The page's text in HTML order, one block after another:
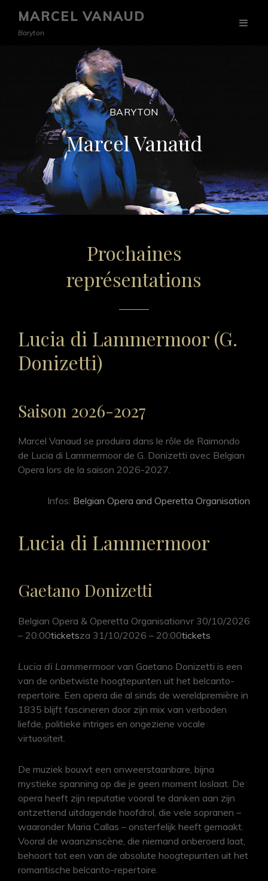
MARCEL VANAUD
Baryton
BARYTON
Marcel Vanaud
Prochaines
représentations
Lucia di Lammermoor (G.
Donizetti)
Saison 2026-2027
Marcel Vanaud se produira dans le rôle de Raimondo
de Lucia di Lammermoor de G. Donizetti avec Belgian
Opera lors de la saison 2026-2027.
Infos: Belgian Opera and Operetta Organisation
Lucia di Lammermoor
Gaetano Donizetti
Belgian Opera & Operetta Organisationvr 30/10/2026
– 20:00ticketsza 31/10/2026 – 20:00tickets
Lucia di Lammermoor van Gaetano Donizetti is een
van de onbetwiste hoogtepunten uit het belcanto-
repertoire. Een opera die al sinds de wereldpremière in
1835 blijft fascineren door zijn mix van verboden
liefde, politieke intriges en ongeziene vocale
virtuositeit.
De muziek bouwt een onweerstaanbare, bijna
mystieke spanning op die je geen moment loslaat. De
opera heeft zijn reputatie vooral te danken aan zijn
ontzettend uitdagende hoofdrol, die vele sopranen –
waaronder Maria Callas – onsterfelijk heeft gemaakt.
Vooral de waanzinscène, die niemand onberoerd laat,
behoort tot een van de absolute hoogtepunten uit het
romantische belcanto-repertoire.